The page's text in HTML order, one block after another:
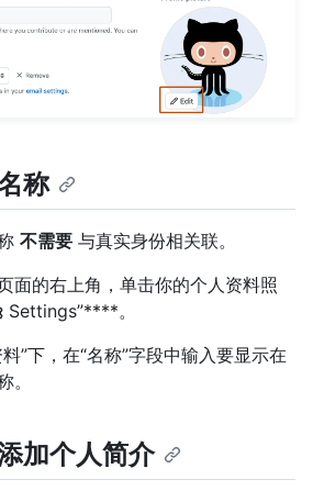
称
不需要 与真实身份相关联。
面的右上角，单击你的个人资料照
Settings”****。
”下，在“名称”字段中输入要显示在
。
加个人简介